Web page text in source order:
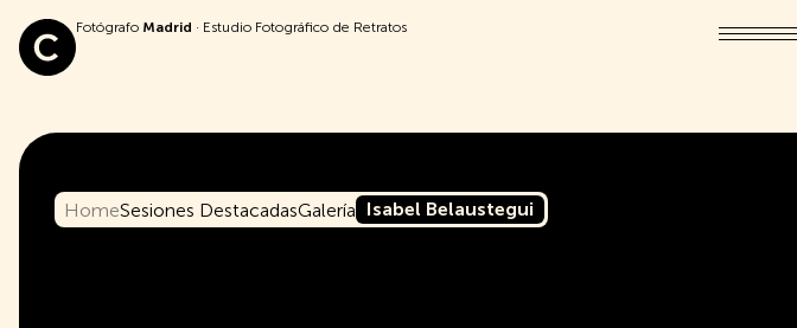
Fotógrafo Madrid · Estudio Fotográfico de Retratos
HomeSesiones DestacadasGalería Isabel Belaustegui